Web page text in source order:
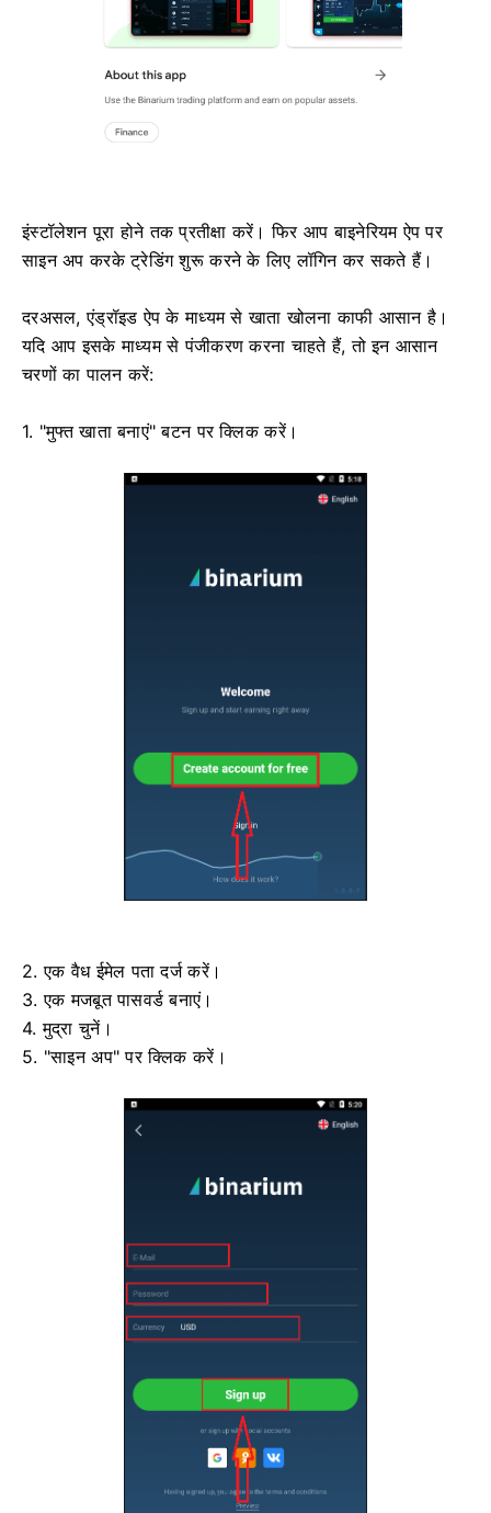
इंस्टॉलेशन पूरा होने तक प्रतीक्षा करें। फिर आप बाइनेरियम ऐप पर
साइन अप करके ट्रेडिंग शुरू करने के लिए लॉगिन कर सकते हैं।
दरअसल, एंड्रॉइड ऐप के माध्यम से खाता खोलना काफी आसान है।
यदि आप इसके माध्यम से पंजीकरण करना चाहते हैं, तो इन आसान
चरणों का पालन करें:
1. "मुफ्त खाता बनाएं" बटन पर क्लिक करें।
2. एक वैध ईमेल पता दर्ज करें।
3. एक मजबूत पासवर्ड बनाएं।
4. मुद्रा चुनें।
5. "साइन अप" पर क्लिक करें।